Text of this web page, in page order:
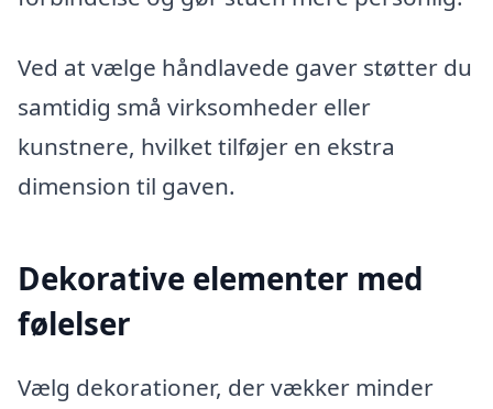
Ved at vælge håndlavede gaver støtter du
samtidig små virksomheder eller
kunstnere, hvilket tilføjer en ekstra
dimension til gaven.
Dekorative elementer med
følelser
Vælg dekorationer, der vækker minder